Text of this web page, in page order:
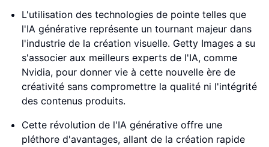
L'utilisation des technologies de pointe telles que
l'IA générative représente un tournant majeur dans
l'industrie de la création visuelle. Getty Images a su
s'associer aux meilleurs experts de l'IA, comme
Nvidia, pour donner vie à cette nouvelle ère de
créativité sans compromettre la qualité ni l'intégrité
des contenus produits.
Cette révolution de l'IA générative offre une
pléthore d'avantages, allant de la création rapide